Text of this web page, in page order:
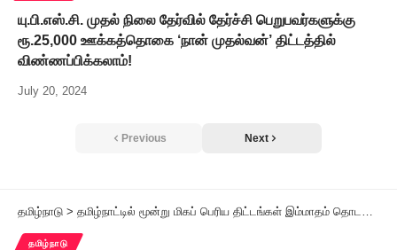
யு.பி.எஸ்.சி. முதல் நிலை தேர்வில் தேர்ச்சி பெறுபவர்களுக்கு
ரூ.25,000 ஊக்கத்தொகை ‘நான் முதல்வன்’ திட்டத்தில்
விண்ணப்பிக்கலாம்!
July 20, 2024
Previous Next
தமிழ்நாடு > தமிழ்நாட்டில் மூன்று மிகப் பெரிய திட்டங்கள் இம்மாதம் தொடங்கப்படுகிறது தமிழ்நாடு அரசு தீவிரம்
தமிழ்நாடு